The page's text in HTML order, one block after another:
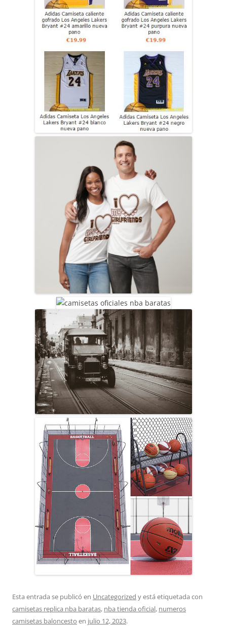
Esta entrada se publicó en Uncategorized y está etiquetada con
camisetas replica nba baratas, nba tienda oficial, numeros
camisetas baloncesto en julio 12, 2023.